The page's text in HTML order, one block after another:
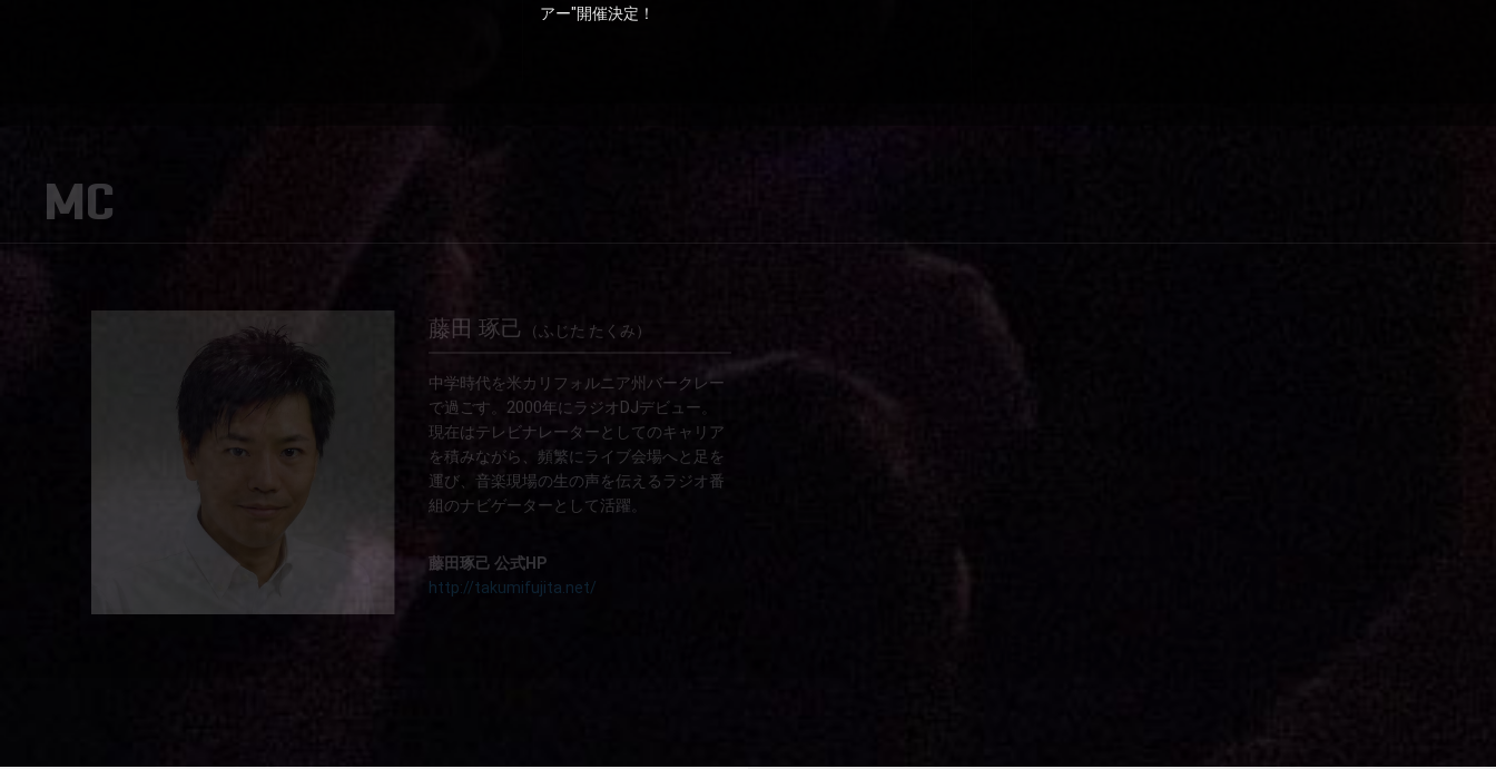
アー"開催決定！
MC
藤田 琢己 （ふじた たくみ）
中学時代を米カリフォルニア州バークレー
で過ごす。2000年にラジオDJデビュー。
現在はテレビナレーターとしてのキャリア
を積みながら、頻繁にライブ会場へと足を
運び、音楽現場の生の声を伝えるラジオ番
組のナビゲーターとして活躍。
藤田琢己 公式HP
http://takumifujita.net/